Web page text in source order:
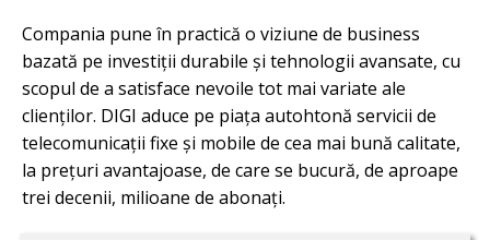
Compania pune în practică o viziune de business
bazată pe investiții durabile și tehnologii avansate, cu
scopul de a satisface nevoile tot mai variate ale
clienților. DIGI aduce pe piața autohtonă servicii de
telecomunicații fixe și mobile de cea mai bună calitate,
la prețuri avantajoase, de care se bucură, de aproape
trei decenii, milioane de abonați.